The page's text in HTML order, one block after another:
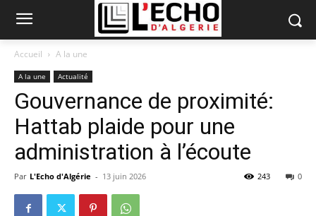
Accueil A la une
A la une Actualité
Gouvernance de proximité:
Hattab plaide pour une
administration à l’écoute
Par L'Echo d'Algérie - 13 juin 2026 0
243